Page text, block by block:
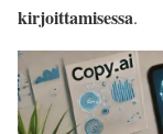
kirjoittamisessa.